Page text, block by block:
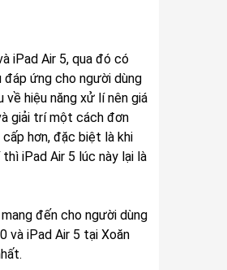
iPad Air 5, qua đó có
đáp ứng cho người dùng
hiệu năng xử lí nên giá
giải trí một cách đơn
hơn, đặc biệt là khi
iPad Air 5 lúc này lại là
đến cho người dùng
và iPad Air 5 tại Xoăn